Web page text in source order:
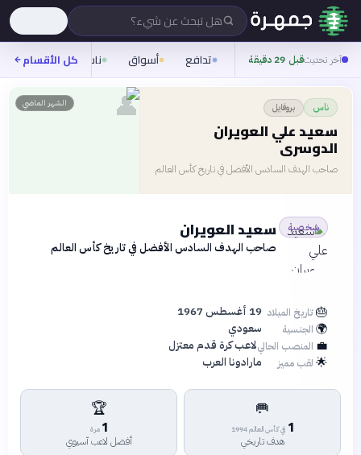
هل تبحث عن شيء؟
آخر تحديثقبل 29 دقيقة تدافع أسواق ناس روح
كل الأقسام
ناس بروفايل
سعيد علي العويران
الدوسري
صاحب الهدف السادس الأفضل في تاريخ كأس العالم
الشهر الماضي 👤
شخصية سعيد العويران
صاحب الهدف السادس الأفضل في تاريخ كأس العالم
🎂تاريخ الميلاد 19 أغسطس 1967
🌍 الجنسية سعودي
💼 المنصب الحاليلاعب كرة قدم معتزل
🌟 لقب مميز مارادونا العرب
🥅
1 في كأس العالم 1994
هدف تاريخي
🏆
1 مرة
أفضل لاعب آسيوي